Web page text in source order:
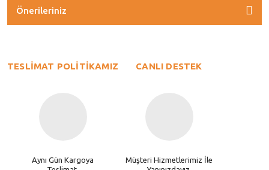
Önerileriniz
TESLİMAT POLİTİKAMIZ
Aynı Gün Kargoya
CANLI DESTEK
Müşteri Hizmetlerimiz İle